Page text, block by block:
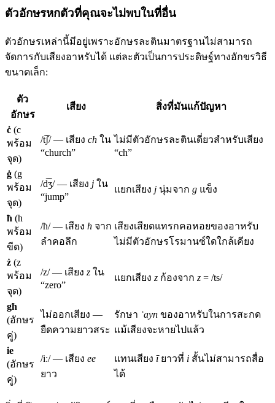
ตัวอักษรหกตัวที่คุณจะไม่พบในที่อื่น
ตัวอักษรเหล่านี้มีอยู่เพราะอักษรละตินมาตรฐานไม่สามารถ
จัดการกับเสียงอาหรับได้ แต่ละตัวเป็นการประดิษฐ์ทางอักขรวิธี
ขนาดเล็ก:
ตัว
อักษร
เสียง สิ่งที่มันแก้ปัญหา
ċ (c
พร้อม
จุด)
/t͡ʃ/ — เสียง ch ใน
“church”
ไม่มีตัวอักษรละตินเดี่ยวสำหรับเสียง
“ch”
ġ (g
พร้อม
จุด)
/d͡ʒ/ — เสียง j ใน
“jump”
แยกเสียง j นุ่มจาก g แข็ง
ħ (h
พร้อม
ขีด)
/ħ/ — เสียง h จาก
ลำคอลึก
เสียงเสียดแทรกคอหอยของอาหรับ
ไม่มีตัวอักษรโรมานซ์ใดใกล้เคียง
ż (z
พร้อม
จุด)
/z/ — เสียง z ใน
“zero”
แยกเสียง z ก้องจาก z = /ts/
għ
(อักษร
คู่)
ไม่ออกเสียง —
ยืดความยาวสระ
รักษา ʿayn ของอาหรับในการสะกด
แม้เสียงจะหายไปแล้ว
ie
(อักษร
คู่)
/iː/ — เสียง ee
ยาว
แทนเสียง īยาวที่ i สั้นไม่สามารถสื่อ
ได้